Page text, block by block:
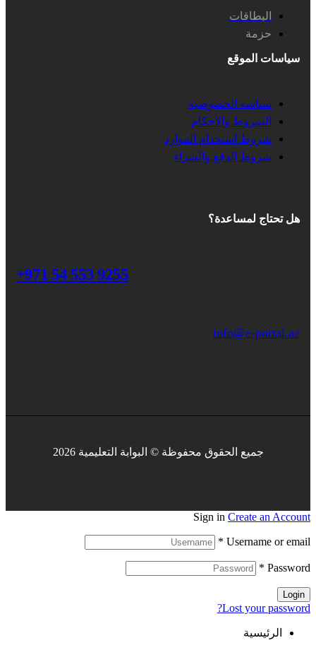
البطاقات
حزمة
سياسات الموقع
سياسة الخصوصية
الشروط والأحكام
شروط استخدام الموارد
شروط الدفع والشراء
هل تحتاج لمساعدة؟
+971 54 553 9255
info@e-portal.ae
جميع الحقوق محفوظة © البوابة التعليمية 2026
Sign in Create an Account
Username or email
*
Password
*
Login
Lost your password?
الرئيسية